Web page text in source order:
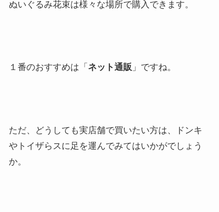
ぬいぐるみ花束は様々な場所で購入できます。
１番のおすすめは「 ネット通販 」ですね。
ただ、どうしても実店舗で買いたい方は、ドンキ
やトイザらスに足を運んでみてはいかがでしょう
か。